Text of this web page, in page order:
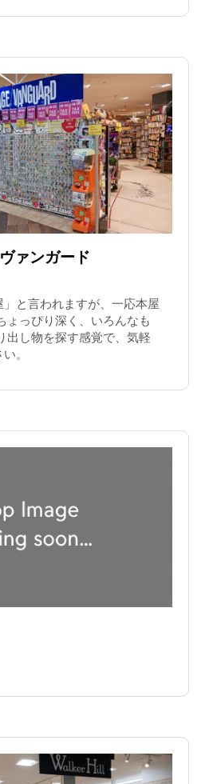
ァンガード
と言われますが、一応本屋
ょっぴり深く、いろんなも
出し物を探す感覚で、気軽
。